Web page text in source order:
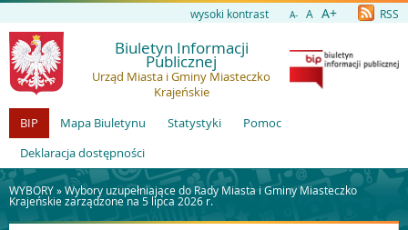
wysoki kontrast A- A A+ RSS
Biuletyn Informacji
Publicznej
Urząd Miasta i Gminy Miasteczko
Krajeńskie
BIP
Mapa Biuletynu Statystyki
Pomoc
Deklaracja dostępności
WYBORY »Wybory uzupełniające do Rady Miasta i Gminy Miasteczko
Krajeńskie zarządzone na 5 lipca 2026 r.